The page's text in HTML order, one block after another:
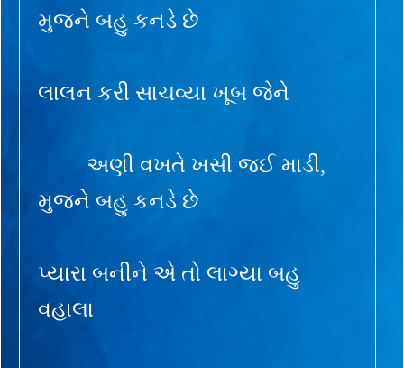
મુજને બહુ કનડે છે
લાલન કરી સાચવ્યા ખૂબ જેને
અણી વખતે ખસી જઈ માડી,
મુજને બહુ કનડે છે
પ્યારા બનીને એ તો લાગ્યા બહુ
વહાલા